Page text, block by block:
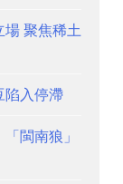
聚焦稀土
陷入停滯
閩南狼」